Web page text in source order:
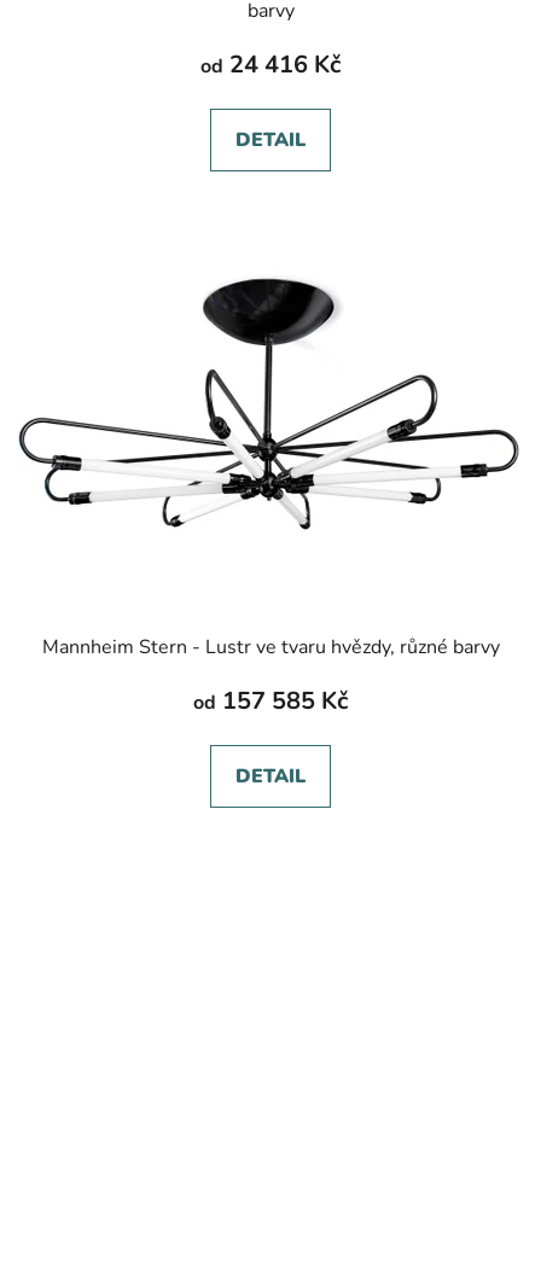
barvy
od 24 416 Kč
DETAIL
Mannheim Stern - Lustr ve tvaru hvězdy, různé barvy
od 157 585 Kč
DETAIL